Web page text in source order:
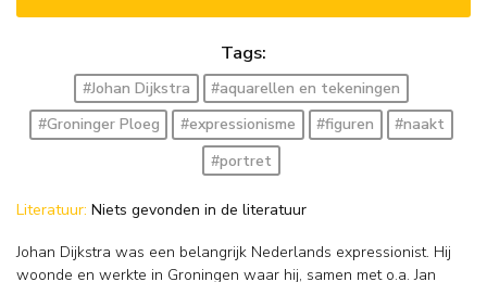
Tags:
#Johan Dijkstra
#aquarellen en tekeningen
#Groninger Ploeg
#expressionisme #figuren
#naakt
#portret
Literatuur: Niets gevonden in de literatuur
Johan Dijkstra was een belangrijk Nederlands expressionist. Hij
woonde en werkte in Groningen waar hij, samen met o.a. Jan